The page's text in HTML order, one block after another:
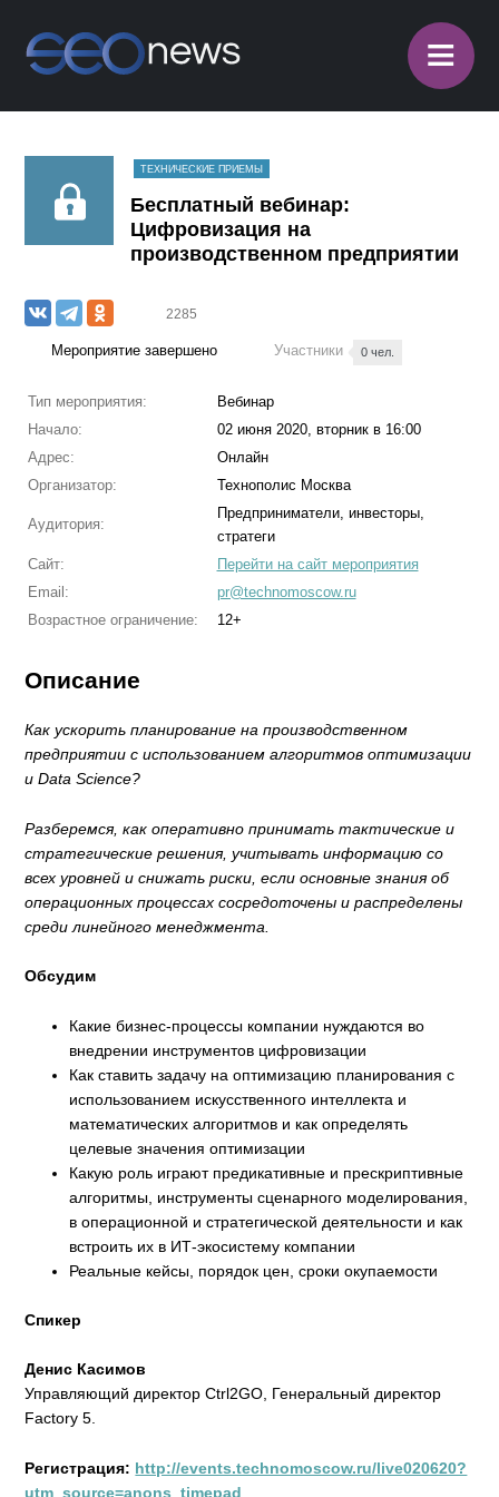
≡
ТЕХНИЧЕСКИЕ ПРИЕМЫ
Бесплатный вебинар:
Цифровизация на
производственном предприятии
2285
Мероприятие завершено Участники 0 чел.
Тип мероприятия:
Вебинар
Начало:
02 июня 2020, вторник в 16:00
Адрес:
Онлайн
Организатор:
Технополис Москва
Аудитория:
Предприниматели, инвесторы,
стратеги
Сайт:
Перейти на сайт мероприятия
Email:
pr@technomoscow.ru
Возрастное ограничение:
12+
Описание
Как ускорить планирование на производственном
предприятии с использованием алгоритмов оптимизации
и Data Science?
Разберемся, как оперативно принимать тактические и
стратегические решения, учитывать информацию со
всех уровней и снижать риски, если основные знания об
операционных процессах сосредоточены и распределены
среди линейного менеджмента.
Обсудим
Какие бизнес-процессы компании нуждаются во
внедрении инструментов цифровизации
Как ставить задачу на оптимизацию планирования с
использованием искусственного интеллекта и
математических алгоритмов и как определять
целевые значения оптимизации
Какую роль играют предикативные и прескриптивные
алгоритмы, инструменты сценарного моделирования,
в операционной и стратегической деятельности и как
встроить их в ИТ-экосистему компании
Реальные кейсы, порядок цен, сроки окупаемости
Спикер
Денис Касимов
Управляющий директор Ctrl2GO, Генеральный директор
Factory 5.
Регистрация: http://events.technomoscow.ru/live020620?
utm_source=anons_timepad